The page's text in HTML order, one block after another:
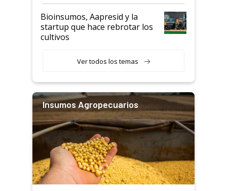
Bioinsumos, Aapresid y la
startup que hace rebrotar los
cultivos
Ver todos los temas
Insumos Agropecuarios